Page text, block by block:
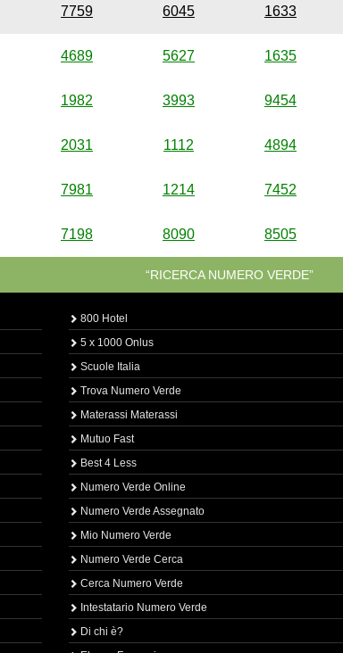
7759 6045 1633
4689 5627 1635
1982 3993 9454
2031 1112 4894
7981 1214 7452
7198 8090 8505
“RICERCA NUMERO VERDE”
800 Hotel
5 x 1000 Onlus
Scuole Italia
Trova Numero Verde
Materassi Materassi
Mutuo Fast
Best 4 Less
Numero Verde Online
Numero Verde Assegnato
Mio Numero Verde
Numero Verde Cerca
Cerca Numero Verde
Intestatario Numero Verde
Di chi è?